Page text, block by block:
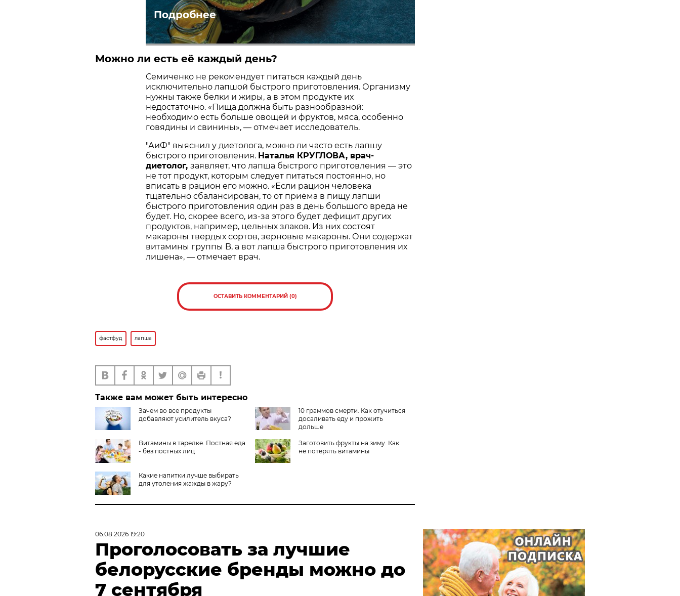
Подробнее
Можно ли есть её каждый день?
Семиченко не рекомендует питаться каждый день
исключительно лапшой быстрого приготовления. Организму
нужны также белки и жиры, а в этом продукте их
недостаточно. «Пища должна быть разнообразной:
необходимо есть больше овощей и фруктов, мяса, особенно
говядины и свинины», — отмечает исследователь.
"АиФ" выяснил у диетолога, можно ли часто есть лапшу
быстрого приготовления. Наталья КРУГЛОВА, врач-
диетолог, заявляет, что лапша быстрого приготовления — это
не тот продукт, которым следует питаться постоянно, но
вписать в рацион его можно. «Если рацион человека
тщательно сбалансирован, то от приёма в пищу лапши
быстрого приготовления один раз в день большого вреда не
будет. Но, скорее всего, из-за этого будет дефицит других
продуктов, например, цельных злаков. Из них состоят
макароны твердых сортов, зерновые макароны. Они содержат
витамины группы B, а вот лапша быстрого приготовления их
лишена», — отмечает врач.
ОСТАВИТЬ КОММЕНТАРИЙ (0)
фастфуд лапша
Также вам может быть интересно
Зачем во все продукты
добавляют усилитель вкуса?
10 граммов смерти. Как отучиться
досаливать еду и прожить
дольше
Витамины в тарелке. Постная еда
- без постных лиц
Заготовить фрукты на зиму. Как
не потерять витамины
Какие напитки лучше выбирать
для утоления жажды в жару?
06.08.2026 19:20
Проголосовать за лучшие
белорусские бренды можно до
7 сентября